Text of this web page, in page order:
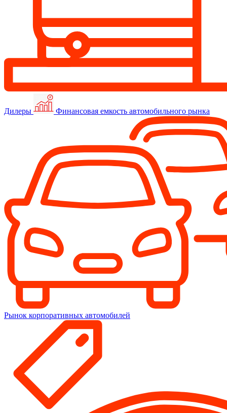
Дилеры Финансовая емкость автомобильного рынка
Рынок корпоративных автомобилей